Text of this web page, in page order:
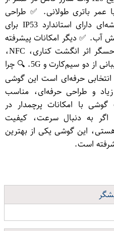
عمر باتری طولانی. ✅ طراحی
مدرن با فریم تخت و بدنه شیشه‌ای دارای استاندارد IP53 برای
آب. ✅ دیگر امکانات پیشرفته
اسپیکر استریو با صدای دالبی، حسگر اثر انگشت کناری، NFC،
بلوتوث 5.3، USB Type-C، پشتیبانی از دو سیم‌کارت و 5G. 🔍 چرا
Redmi Note Pro+ نسخه 512-12 انتخابی حرفه‌ای است این گوشی
و طراحی حرفه‌ای، مناسب
با امکانات پرچمدار در
اگر به دنبال سرعت، کیفیت
این گوشی یکی از بهترین
است.